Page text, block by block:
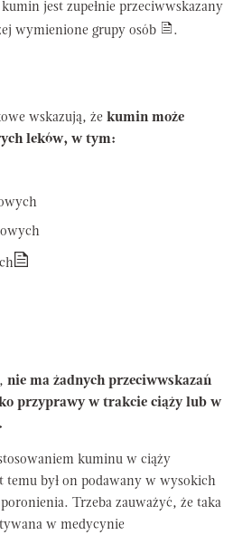
kumin jest zupełnie przeciwwskazany
wymienione grupy osób
.
wskazują, że kumin może
leków, w tym:
nie ma żadnych przeciwwskazań
przyprawy w trakcie ciąży lub w
kuminu w ciąży
temu był on podawany w wysokich
Trzeba zauważyć, że taka
w medycynie